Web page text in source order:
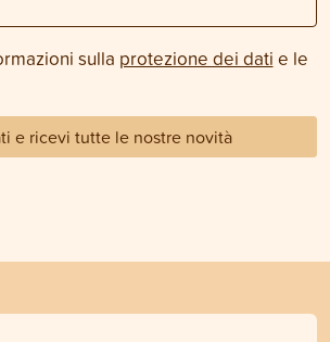
sulla protezione dei dati e le
e ricevi tutte le nostre novità